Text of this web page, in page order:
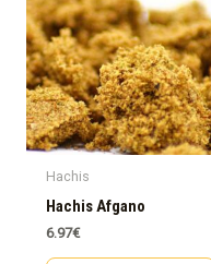
Hachis
Hachis Afgano
6.97€